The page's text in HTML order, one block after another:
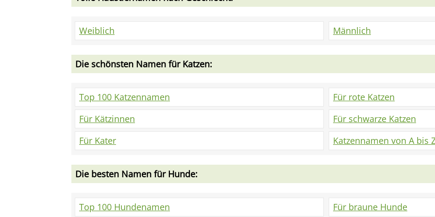
Weiblich Männlich
Die schönsten Namen für Katzen:
Top 100 Katzennamen
Für Kätzinnen
Für Kater
Für rote Katzen
Für schwarze Katzen
Katzennamen von A bis
Die besten Namen für Hunde:
Top 100 Hundenamen Für braune Hunde